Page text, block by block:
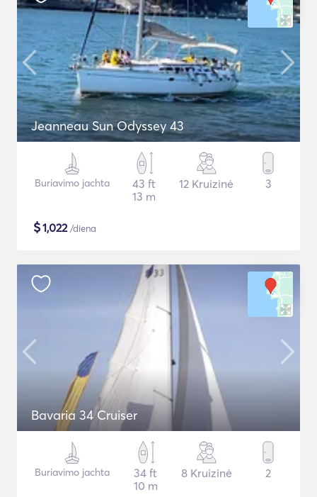
Jeanneau Sun Odyssey 43
Buriavimo jachta
43 ft
13 m
12 Kruizinė 3
$1,022/diena
Bavaria 34 Cruiser
Buriavimo jachta
34 ft
10 m
8 Kruizinė 2